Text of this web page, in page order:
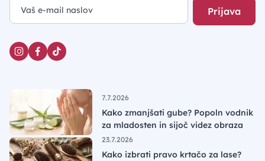
Prijava
7.7.2026
Kako zmanjšati gube? Popoln vodnik
za mladosten in sijoč videz obraza
23.7.2026
Kako izbrati pravo krtačo za lase?